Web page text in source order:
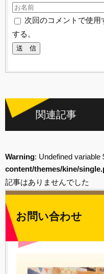
次回のコメントで使
する。
関連記事
Warning: Undefined variable
content/themes/kine/
記事はありませんでした
お問い合わせ